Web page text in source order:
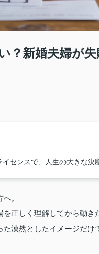
？新婚夫婦が
センスで、人生の大きな決
。
正しく理解してから動き
漠然としたイメージだ